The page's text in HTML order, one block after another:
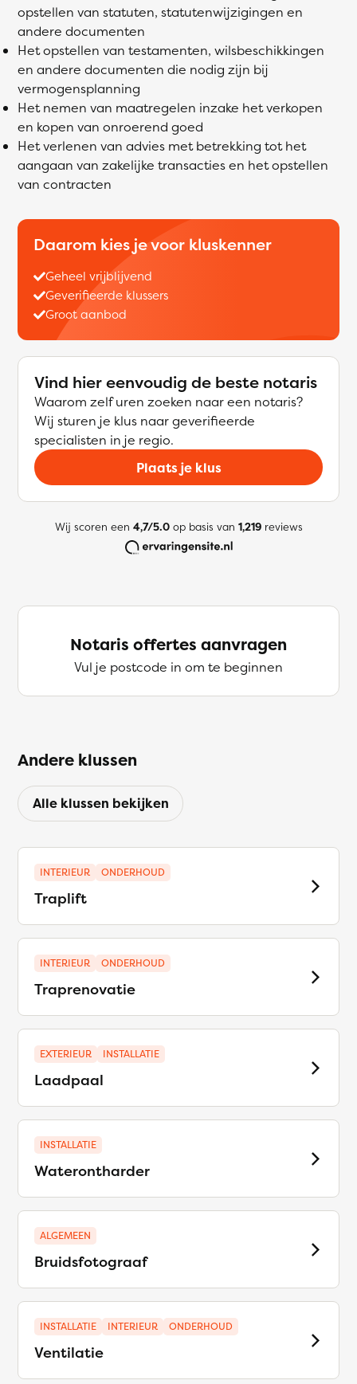
opstellen van statuten, statutenwijzigingen en
andere documenten
Het opstellen van testamenten, wilsbeschikkingen
en andere documenten die nodig zijn bij
vermogensplanning
Het nemen van maatregelen inzake het verkopen
en kopen van onroerend goed
Het verlenen van advies met betrekking tot het
aangaan van zakelijke transacties en het opstellen
van contracten
Daarom kies je voor kluskenner
Geheel vrijblijvend
Geverifieerde klussers
Groot aanbod
Vind hier eenvoudig de beste notaris
Waarom zelf uren zoeken naar een notaris?
Wij sturen je klus naar geverifieerde
specialisten in je regio.
Plaats je klus
Wij scoren een 4,7/5.0op basis van 1,219reviews
Notaris offertes aanvragen
Vul je postcode in om te beginnen
Andere klussen
Alle klussen bekijken
INTERIEUR ONDERHOUD
Traplift
INTERIEUR ONDERHOUD
Traprenovatie
EXTERIEUR INSTALLATIE
Laadpaal
INSTALLATIE
Waterontharder
ALGEMEEN
Bruidsfotograaf
INSTALLATIE INTERIEUR ONDERHOUD
Ventilatie